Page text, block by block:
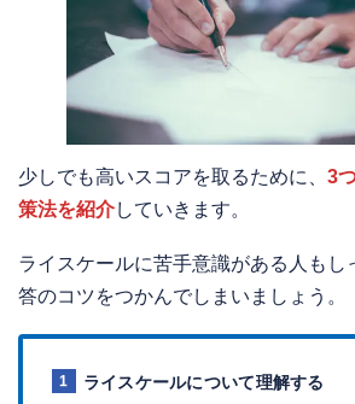
少しでも高いスコアを取るために、 3
策法を紹介していきます。
ライスケールに苦手意識がある人もし
答のコツをつかんでしまいましょう。
ライスケールについて理解する